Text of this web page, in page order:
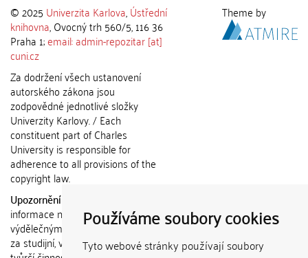
Používáme soubory cookies
Tyto webové stránky používají soubory
© 2025 Univerzita Karlova,Ústřední
knihovna, Ovocný trh 560/5, 116 36
Praha 1;email: admin-repozitar [at]
cuni.cz
Za dodržení všech ustanovení
autorského zákona jsou
zodpovědné jednotlivé složky
Univerzity Karlovy. / Each
constituent part of Charles
University is responsible for
adherence to all provisions of the
copyright law.
Upozornění / Notice:
informace nemohou být použity k
výdělečným účelům nebo vydávány
za studijní, vědeckou nebo jinou
Theme by